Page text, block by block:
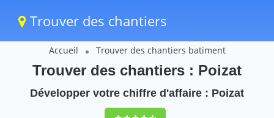
Trouver des chantiers
Accueil Trouver des chantiers batiment
Trouver des chantiers : Poizat
Développer votre chiffre d'affaire : Poizat